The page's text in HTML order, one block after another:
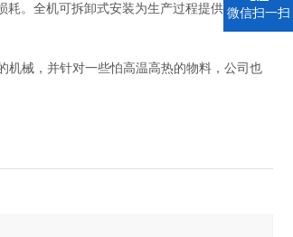
耗。全机可拆卸式安装为生产过程提供了清料
机械，并针对一些怕高温高热的物料，公司也
微信扫一扫